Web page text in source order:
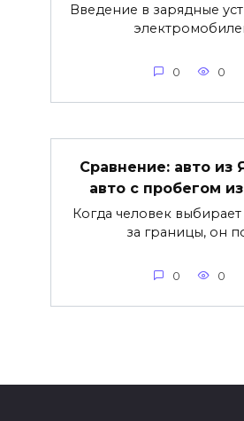
Введение в зарядные
0 0
Сравнение: авто из
авто с пробегом
Когда человек
за границы, он
0 0